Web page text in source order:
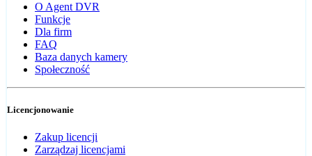
O Agent DVR
Funkcje
Dla firm
FAQ
Baza danych kamery
Społeczność
Licencjonowanie
Zakup licencji
Zarządzaj licencjami